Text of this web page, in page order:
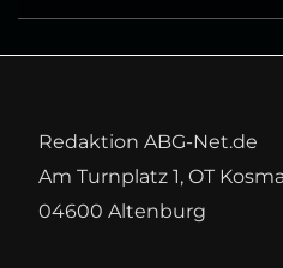
Redaktion ABG-Net.de
Am Turnplatz 1, OT Kosma
04600 Altenburg